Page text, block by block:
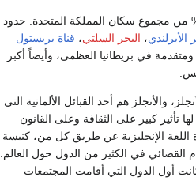
هي جزء من المملكة المتحدة. يُشكل سُكانها أكثر من 83% من مجموع سكان المملكة المتحدة. حدود
الأيرلندي، البحر السلتي، قناة بريستول
في بريطانيا العظمى، وأيضاً أكبر
والأنجلز هم أحد القبائل الألمانية التي
كبير على الثقافة وعلى القانون
الإنجليزية عن طريق كل من، كنيسة
القضائي في الكثير من الدول حول العالم.
أول الدول التي أقامت المجتمعات